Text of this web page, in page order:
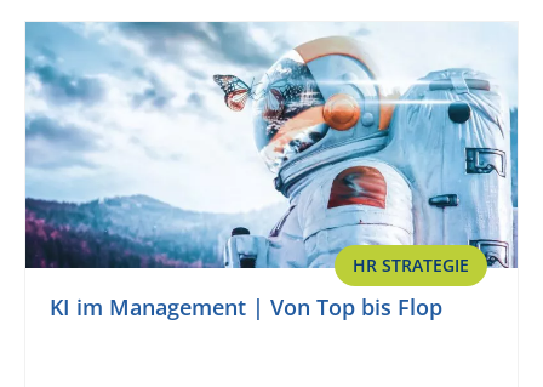
HR STRATEGIE
KI im Management | Von Top bis Flop